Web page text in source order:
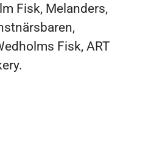
Fisk, Melanders,
Fisk, ART